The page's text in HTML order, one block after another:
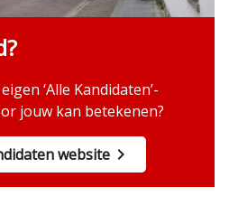
‘Alle Kandidaten’-
jouw kan betekenen?
website